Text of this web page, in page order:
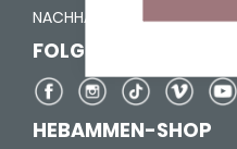
NACHHALTIGKEIT
FOLGE UNS AUF
HEBAMMEN-SHOP